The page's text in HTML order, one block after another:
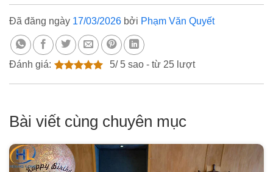
Đã đăng ngày 17/03/2026 bởi Phạm Văn Quyết
Đánh giá: 5/ 5sao - từ 25lượt
Bài viết cùng chuyên mục